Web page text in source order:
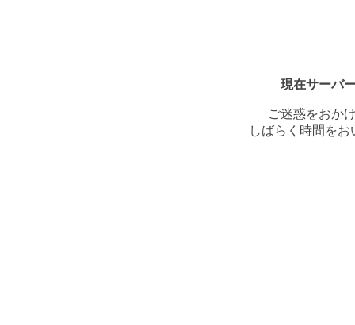
現在サーバ
ご迷惑をおか
しばらく時間を